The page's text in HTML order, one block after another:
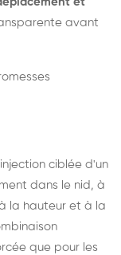
avant
ciblée d'un
dans le nid, à
la hauteur et à la
que pour les